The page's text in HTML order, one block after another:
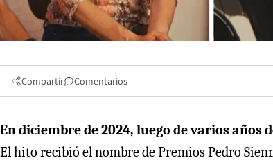
Compartir Comentarios
En diciembre de 2024, luego de varios años
El hito recibió el nombre de Premios Pedro